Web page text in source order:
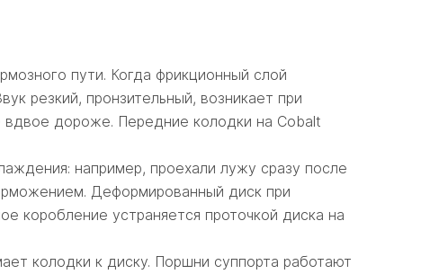
пути. Когда фрикционный слой
резкий, пронзительный, возникает при
дороже. Передние колодки на Cobalt
например, проехали лужу сразу после
Деформированный диск при
коробление устраняется проточкой диска на
колодки к диску. Поршни суппорта работают